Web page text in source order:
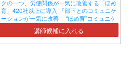
クの一つ、労使関係が一気に改善する「ほめ
育」420社以上に導入 『部下とのコミュニケ
ーションが一気に改善 “ほめ育”コミュニケ
ーションセミナー』】講師候補に入れる